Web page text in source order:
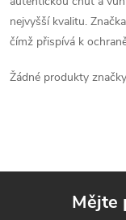
nejvyšší kvalitu.
čímž přispívá k
Žádné produkty značky
Mějte